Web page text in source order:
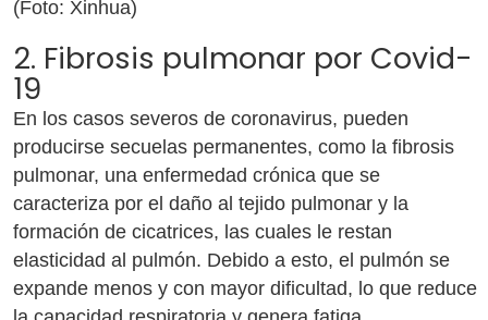
(Foto: Xinhua)
2. Fibrosis pulmonar por Covid-
19
En los casos severos de coronavirus, pueden
producirse secuelas permanentes, como la fibrosis
pulmonar, una enfermedad crónica que se
caracteriza por el daño al tejido pulmonar y la
formación de cicatrices, las cuales le restan
elasticidad al pulmón. Debido a esto, el pulmón se
expande menos y con mayor dificultad, lo que reduce